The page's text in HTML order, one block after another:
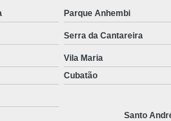
Parque Anhembi
Serra da Cantareira
Vila Maria
Cubatão
Santo